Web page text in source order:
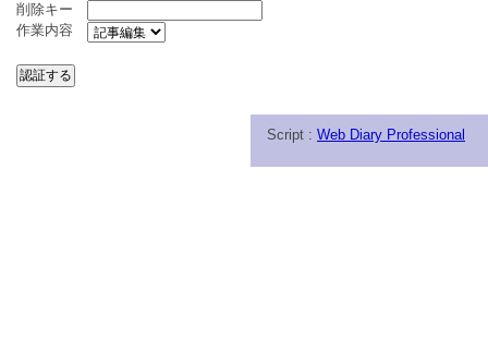
削除キー
作業内容
Script : Web Diary Professional